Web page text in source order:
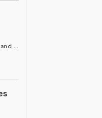
Central Asia